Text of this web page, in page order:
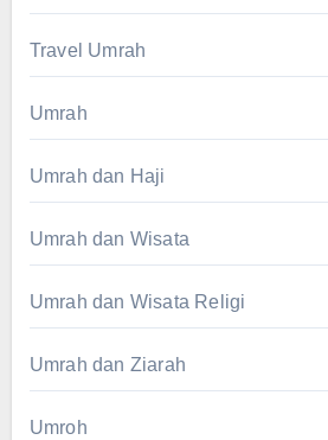
Travel Umrah
Umrah
Umrah dan Haji
Umrah dan Wisata
Umrah dan Wisata Religi
Umrah dan Ziarah
Umroh